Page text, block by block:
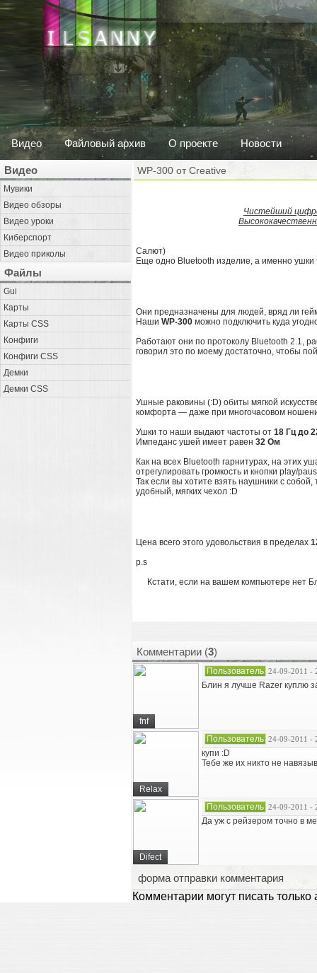
Видео Файловый архив О проекте Новости
Видео
Мувики
Видео обзоры
Видео уроки
Киберспорт
Видео приколы
Файлы
Gui
Карты
Карты CSS
Конфиги
Конфиги CSS
Демки
Демки CSS
WP-300 от Creative
Чистейший
Салют)
Еще одно Bluetooth изделие, а именно ушки
Они предназначены для людей, вряд ли
Наши WP-300 можно подключить куда
Работают они по протоколу Bluetooth 2.1,
говорил это по моему достаточно, чтобы
Ушные раковины (:D) обиты мягкой
комфорта — даже при многочасовом
Ушки то наши выдают частоты от 18 Гц до
Импеданс ушей имеет равен 32 Ом
Как на всех Bluetooth гарнитурах, на этих
отрегулировать громкость и кнопки play/
Так если вы хотите взять наушники с
удобный, мягких чехол :D
Цена всего этого удовольствия в пределах
p.s
Кстати, если на вашем компьютере нет
Комментарии (3)
fnf
Пользователь 24-09-2011 -
Блин я лучше Razer куплю
Relax
Пользователь 24-09-2011 -
купи :D
Тебе же их никто не
Difect
Пользователь 24-09-2011 -
Да уж с рейзером точно в
форма отправки комментария
Комментарии могут писать